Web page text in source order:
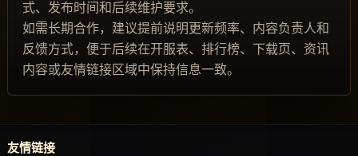
式、发布时间和后续维护要求。
如需长期合作，建议提前说明更新频率、内容负责人和
反馈方式，便于后续在开服表、排行榜、下载页、资讯
内容或友情链接区域中保持信息一致。
友情链接